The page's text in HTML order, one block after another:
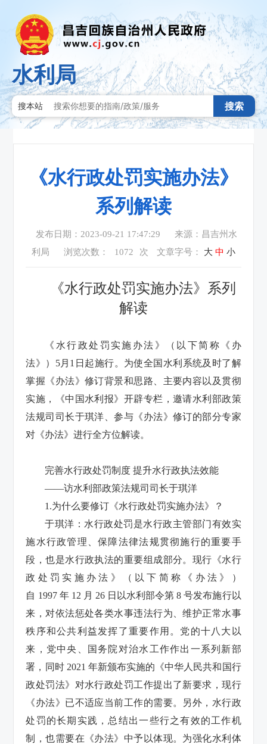
水利局
搜本站 搜索
《水行政处罚实施办法》
系列解读
发布日期：2023-09-21 17:47:29
来源：昌吉州水
利局
浏览次数： 1072 次 文章字号： 大 中 小
《水行政处罚实施办法》系列
解读
《水行政处罚实施办法》（以下简称《办
法》）5月1日起施行。为使全国水利系统及时了解
掌握《办法》修订背景和思路、主要内容以及贯彻
实施，《中国水利报》开辟专栏，邀请水利部政策
法规司司长于琪洋、参与《办法》修订的部分专家
对《办法》进行全方位解读。
完善水行政处罚制度 提升水行政执法效能
——访水利部政策法规司司长于琪洋
1.为什么要修订《水行政处罚实施办法》？
于琪洋：水行政处罚是水行政主管部门有效实
施水行政管理、保障法律法规贯彻施行的重要手
段，也是水行政执法的重要组成部分。现行《水行
政处罚实施办法》（以下简称《办法》）
自 1997 年 12 月 26 日以水利部令第 8 号发布施行以
来，对依法惩处各类水事违法行为、维护正常水事
秩序和公共利益发挥了重要作用。党的十八大以
来，党中央、国务院对治水工作作出一系列新部
署，同时 2021 年新颁布实施的《中华人民共和国行
政处罚法》对水行政处罚工作提出了新要求，现行
《办法》已不适应当前工作的需要。另外，水行政
处罚的长期实践，总结出一些行之有效的工作机
制，也需要在《办法》中予以体现。为强化水利体